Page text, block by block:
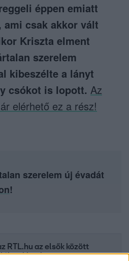
éppen emiatt
csak akkor vált
Kriszta elment
szerelem
kibeszélte a lányt
csókot is lopott. Az
elérhető ez a rész!
szerelem új évadát
!
RTL.hu az elsők között